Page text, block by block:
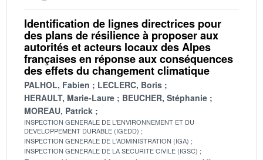
Identification de lignes directrices pour
des plans de résilience à proposer aux
autorités et acteurs locaux des Alpes
françaises en réponse aux conséquences
des effets du changement climatique
PALHOL, Fabien
LECLERC, Boris
HERAULT, Marie-Laure
BEUCHER, Stéphanie
MOREAU, Patrick
INSPECTION GENERALE DE L'ENVIRONNEMENT ET DU
DEVELOPPEMENT DURABLE (IGEDD)
INSPECTION GENERALE DE L'ADMINISTRATION (IGA)
INSPECTION GENERALE DE LA SECURITE CIVILE (IGSC)